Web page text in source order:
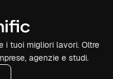
i tuoi migliori lavori. Oltre
agenzie e studi.